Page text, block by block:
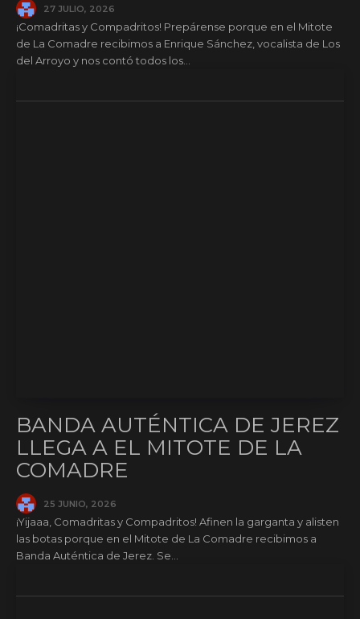
27 JULIO, 2026
¡Comadritas y Compadritos! Prepárense porque en el Mitote
de La Comadre recibimos a Enrique Sánchez, vocalista de Los
del Arroyo y nos contó todos los...
BANDA AUTÉNTICA DE JEREZ
LLEGA A EL MITOTE DE LA
COMADRE
25 JUNIO, 2026
¡Yijaaa, Comadritas y Compadritos! Afinen la garganta y alisten
las botas porque en el Mitote de La Comadre recibimos a
Banda Auténtica de Jerez. Se...